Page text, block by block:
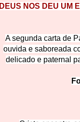
DEUS NOS DEU UM
A segunda carta de
ouvida e saboreada
delicado e paternal